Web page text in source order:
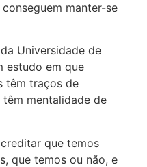
manter-se
Universidade de
estudo em que
têm traços de
mentalidade de
que temos
que temos ou não, e